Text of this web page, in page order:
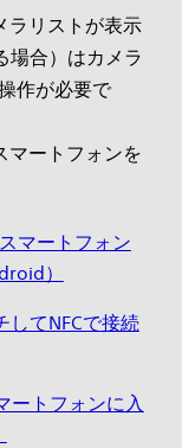
リストが表示
場合）はカメラ
作が必要で
ートフォンを
マートフォン
）
してNFCで接続
ートフォンに入